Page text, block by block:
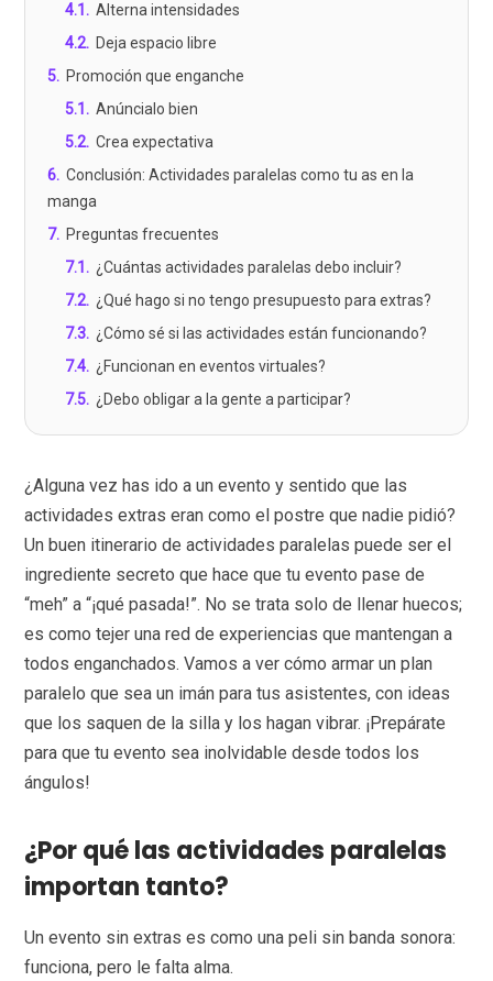
4.1 . Alterna intensidades
4.2. Deja espacio libre
5. Promoción que enganche
5.1 . Anúncialo bien
5.2. Crea expectativa
6. Conclusión: Actividades paralelas como tu as en la
manga
7. Preguntas frecuentes
7.1 . ¿Cuántas actividades paralelas debo incluir?
7.2. ¿Qué hago si no tengo presupuesto para extras?
7.3. ¿Cómo sé si las actividades están funcionando?
7.4. ¿Funcionan en eventos virtuales?
7.5. ¿Debo obligar a la gente a participar?
¿Alguna vez has ido a un evento y sentido que las
actividades extras eran como el postre que nadie pidió?
Un buen itinerario de actividades paralelas puede ser el
ingrediente secreto que hace que tu evento pase de
“meh” a “¡qué pasada!”. No se trata solo de llenar huecos;
es como tejer una red de experiencias que mantengan a
todos enganchados. Vamos a ver cómo armar un plan
paralelo que sea un imán para tus asistentes, con ideas
que los saquen de la silla y los hagan vibrar. ¡Prepárate
para que tu evento sea inolvidable desde todos los
ángulos!
¿Por qué las actividades paralelas
importan tanto?
Un evento sin extras es como una peli sin banda sonora:
funciona, pero le falta alma.